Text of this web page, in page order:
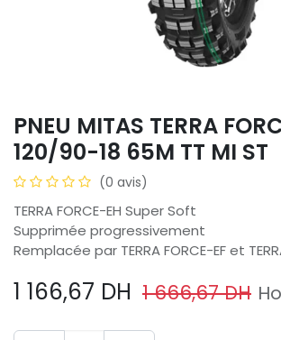
PNEU MITAS TERRA
120/90-18 65M TT MI ST
(0 avis)
TERRA FORCE-EH Super Soft
Supprimée progressivement
Remplacée par TERRA FORCE-EF et
1 166,67 DH 1 666,67DH